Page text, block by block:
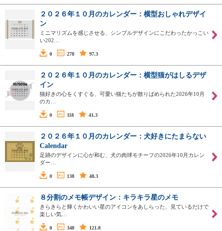
２０２６年１０月のカレンダー：横型おしゃれデザイ
ン
ミニマリズムを感じさせる、シンプルデザインにこだわったかっこい
い202…
0 278 97.3
２０２６年１０月のカレンダー：横型猫がはしるデザ
イン
猫好きの心をくすぐる、可愛い猫たちが散りばめられた2026年10月
のカ…
0 118 41.3
２０２６年１０月のカレンダー：犬好きにたまらない
Calendar
足跡のデザインに心が和む、犬の肉球モチーフの2026年10月カレン
ダー…
0 138 48.3
８分割のメモ帳デザイン：キラキラ星のメモ
きらきらと輝くかわいい星のアイコンをあしらった、見ているだけで
楽しい気…
0 348 121.8